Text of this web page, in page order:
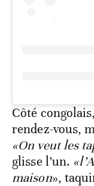
Côté
rendez-vous,
«On veut les
glisse l’un.
maison»,